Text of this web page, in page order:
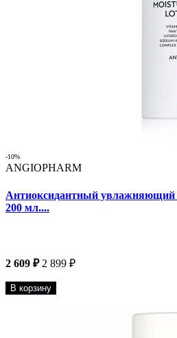
-10%
ANGIOPHARM
Антиоксидантный увлажняющий
200 мл....
2 609 ₽ 2 899 ₽
В корзину